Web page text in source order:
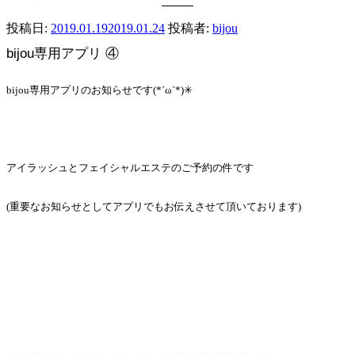
投稿日: 2019.01.192019.01.24 投稿者: bijou
bijou専用アプリ ④
bijou専用アプリのお知らせです(*´ω`*)✳︎
アイラッシュとフェイシャルエステのご予約の件です
(重要なお知らせとしてアプリでもお伝えさせて頂いております)